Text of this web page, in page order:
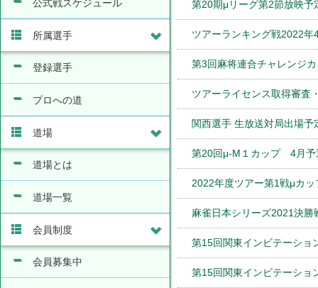
第20期μリーグ第2節放映予
ツアーランキング戦2022年
第3回麻将連合チャレンジ
ツアーライセンス取得審査
関西選手 生放送対局出場予
第20回μ-M１カップ 4月予
2022年度ツアー第1戦μカ
麻雀日本シリーズ2021決勝
第15回関東インビテーショ
第15回関東インビテーショ
公式戦スケジュール
所属選手
登録選手
プロへの道
道場
道場とは
道場一覧
会員制度
会員募集中